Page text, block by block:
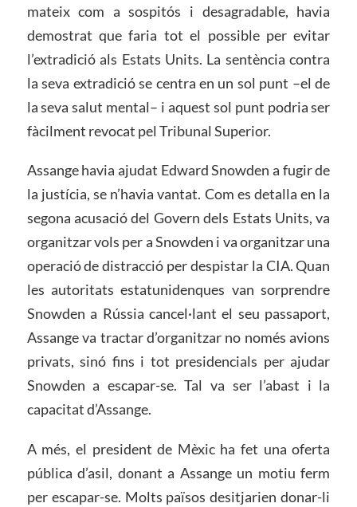
mateix com a sospitós i desagradable, havia
demostrat que faria tot el possible per evitar
l’extradició als Estats Units. La sentència contra
la seva extradició se centra en un sol punt –el de
la seva salut mental– i aquest sol punt podria ser
fàcilment revocat pel Tribunal Superior.
Assange havia ajudat Edward Snowden a fugir de
la justícia, se n’havia vantat. Com es detalla en la
segona acusació del Govern dels Estats Units, va
organitzar vols per a Snowden i va organitzar una
operació de distracció per despistar la CIA. Quan
les autoritats estatunidenques van sorprendre
Snowden a Rússia cancel·lant el seu passaport,
Assange va tractar d’organitzar no només avions
privats, sinó fins i tot presidencials per ajudar
Snowden a escapar-se. Tal va ser l’abast i la
capacitat d’Assange.
A més, el president de Mèxic ha fet una oferta
pública d’asil, donant a Assange un motiu ferm
per escapar-se. Molts països desitjarien donar-li